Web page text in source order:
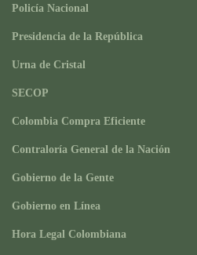
Policía Nacional
Presidencia de la República
Urna de Cristal
SECOP
Colombia Compra Eficiente
Contraloría General de la Nación
Gobierno de la Gente
Gobierno en Línea
Hora Legal Colombiana